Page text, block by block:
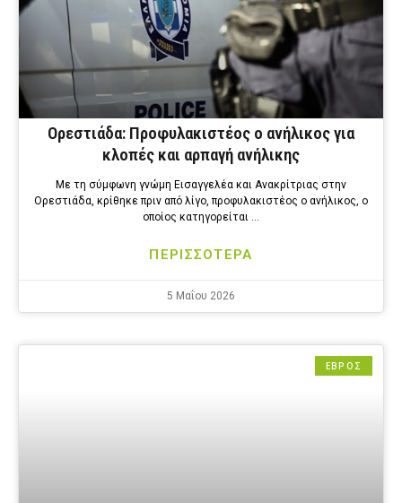
Ορεστιάδα: Προφυλακιστέος ο ανήλικος για
κλοπές και αρπαγή ανήλικης
Με τη σύμφωνη γνώμη Εισαγγελέα και Ανακρίτριας στην
Ορεστιάδα, κρίθηκε πριν από λίγο, προφυλακιστέος ο ανήλικος, ο
οποίος κατηγορείται …
ΠΕΡΙΣΣΟΤΕΡΑ
5 Μαΐου 2026
ΕΒΡΟΣ